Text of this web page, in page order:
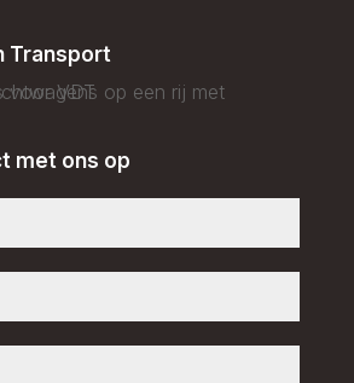
Transport
met ons op